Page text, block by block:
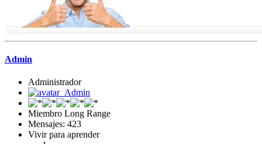
Admin
Administrador
Miembro Long Range
Mensajes: 423
Vivir para aprender